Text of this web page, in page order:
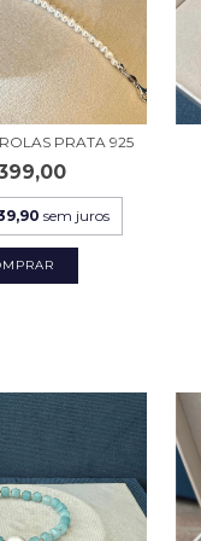
PRATA 925
sem juros